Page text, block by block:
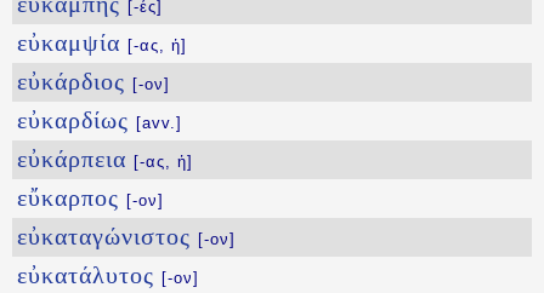
[-ές]
εὐκαμψία [-ας, ἡ]
εὐκάρδιος [-ον]
εὐκαρδίως [avv.]
εὐκάρπεια [-ας, ἡ]
εὔκαρπος [-ον]
εὐκαταγώνιστος [-ον]
εὐκατάλυτος [-ον]